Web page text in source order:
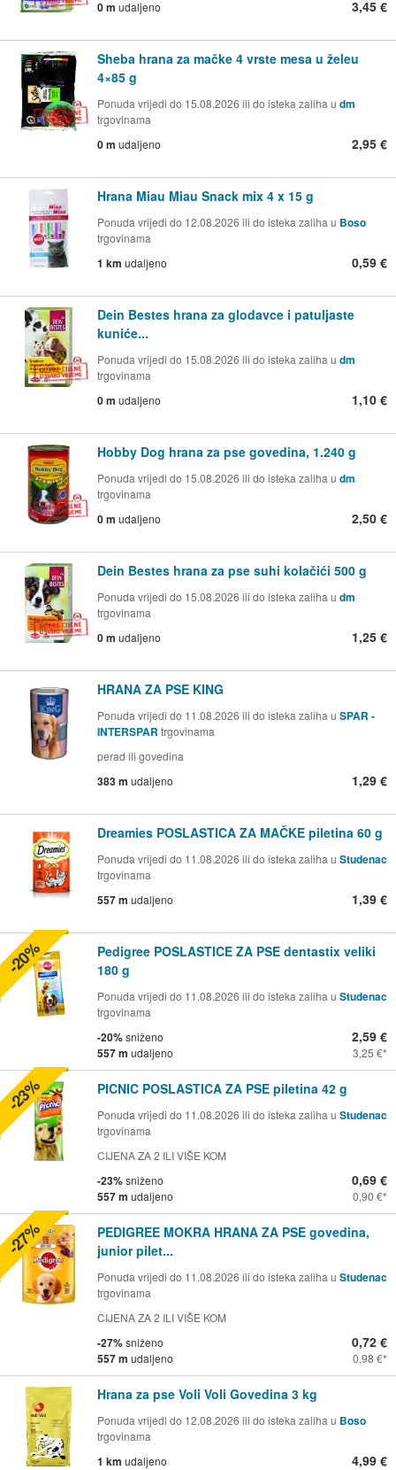
0 m udaljeno 3,45 €
Sheba hrana za mačke 4 vrste mesa u želeu
4×85 g
Ponuda vrijedi do 15.08.2026 ili do isteka zaliha u dm
trgovinama
0 m udaljeno 2,95 €
Hrana Miau Miau Snack mix 4 x 15 g
Ponuda vrijedi do 12.08.2026 ili do isteka zaliha u Boso
trgovinama
1 km udaljeno 0,59 €
Dein Bestes hrana za glodavce i patuljaste
kuniće...
Ponuda vrijedi do 15.08.2026 ili do isteka zaliha u dm
trgovinama
0 m udaljeno 1,10 €
Hobby Dog hrana za pse govedina, 1.240 g
Ponuda vrijedi do 15.08.2026 ili do isteka zaliha u dm
trgovinama
0 m udaljeno 2,50 €
Dein Bestes hrana za pse suhi kolačići 500 g
Ponuda vrijedi do 15.08.2026 ili do isteka zaliha u dm
trgovinama
0 m udaljeno 1,25 €
HRANA ZA PSE KING
Ponuda vrijedi do 11.08.2026 ili do isteka zaliha u SPAR -
INTERSPAR trgovinama
perad ili govedina
383 m udaljeno 1,29 €
Dreamies POSLASTICA ZA MAČKE piletina 60 g
Ponuda vrijedi do 11.08.2026 ili do isteka zaliha u Studenac
trgovinama
557 m udaljeno 1,39 €
Pedigree POSLASTICE ZA PSE dentastix veliki
180 g
Ponuda vrijedi do 11.08.2026 ili do isteka zaliha u Studenac
trgovinama
-20%sniženo
557 m udaljeno
2,59 €
3,25 €
-20%
PICNIC POSLASTICA ZA PSE piletina 42 g
Ponuda vrijedi do 11.08.2026 ili do isteka zaliha u Studenac
trgovinama
CIJENA ZA 2 ILI VIŠE KOM
-23%sniženo
557 m udaljeno
0,69 €
0,90 €
-23%
PEDIGREE MOKRA HRANA ZA PSE govedina,
junior pilet...
Ponuda vrijedi do 11.08.2026 ili do isteka zaliha u Studenac
trgovinama
CIJENA ZA 2 ILI VIŠE KOM
-27%sniženo
557 m udaljeno
0,72 €
0,98 €
-27%
Hrana za pse Voli Voli Govedina 3 kg
Ponuda vrijedi do 12.08.2026 ili do isteka zaliha u Boso
trgovinama
1 km udaljeno 4,99 €